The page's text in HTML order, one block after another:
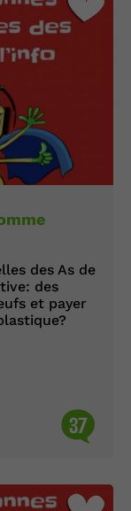
des As de
des
et payer
37